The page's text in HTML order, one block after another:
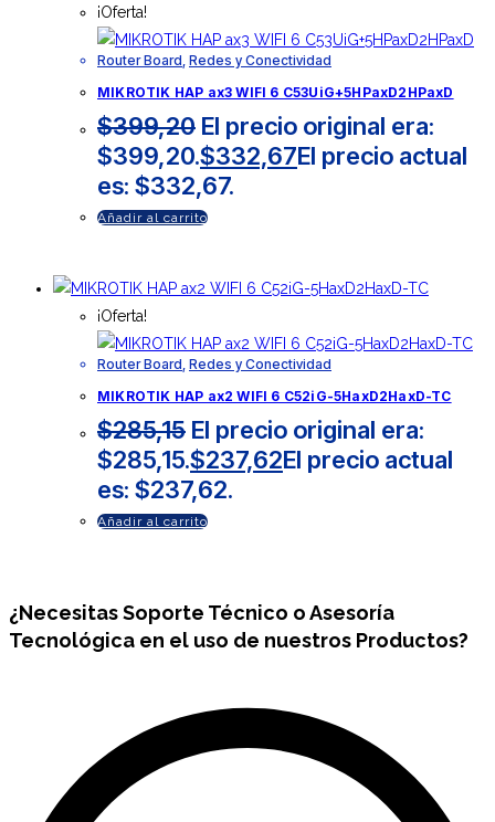
¡Oferta!
Router Board Redes y Conectividad
MIKROTIK HAP ax3 WIFI 6 C53UiG+5HPaxD2HPaxD
$399,20 El precio original era:
$399,20.$332,67El precio actual
es: $332,67.
Añadir al carrito
¡Oferta!
Router Board Redes y Conectividad
MIKROTIK HAP ax2 WIFI 6 C52iG-5HaxD2HaxD-TC
$285,15 El precio original era:
$285,15.$237,62El precio actual
es: $237,62.
Añadir al carrito
¿NecesitasSoporte Técnico o Asesoría
Tecnológica en el uso de nuestros Productos?